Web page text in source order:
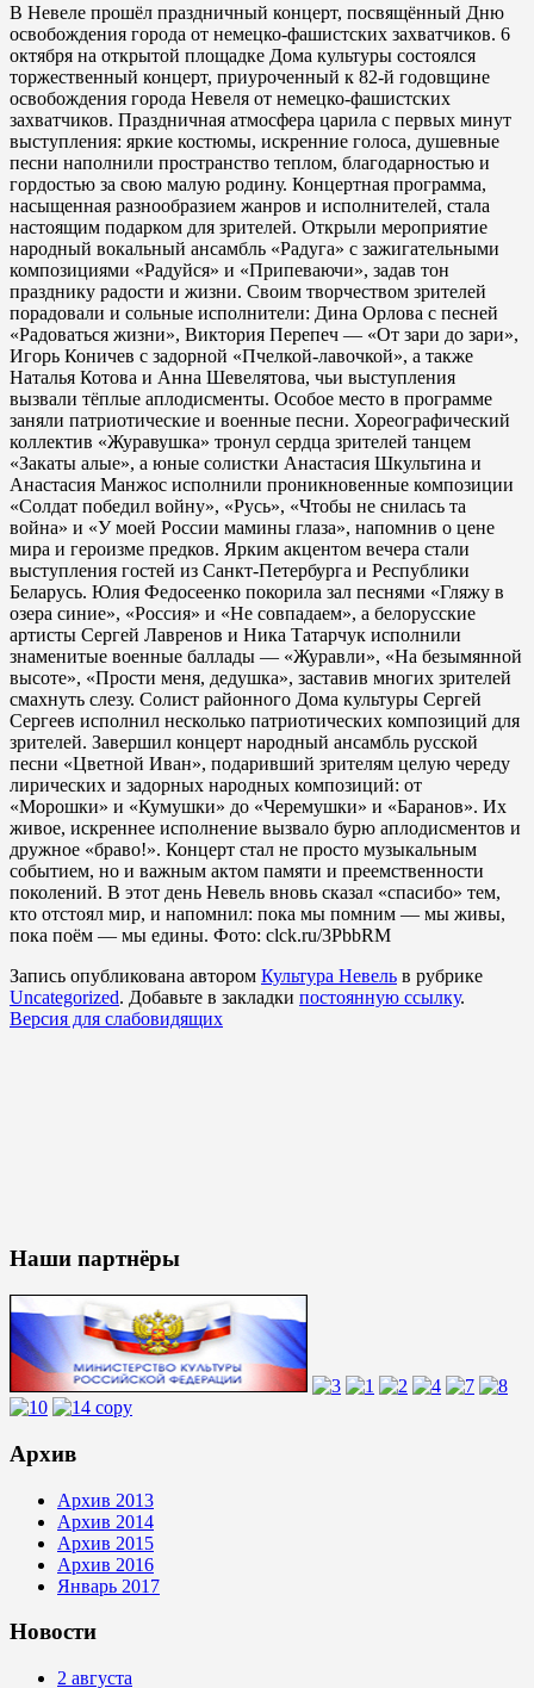
В Невеле прошёл праздничный концерт, посвящённый Дню
освобождения города от немецко-фашистских захватчиков. 6
октября на открытой площадке Дома культуры состоялся
торжественный концерт, приуроченный к 82-й годовщине
освобождения города Невеля от немецко-фашистских
захватчиков. Праздничная атмосфера царила с первых минут
выступления: яркие костюмы, искренние голоса, душевные
песни наполнили пространство теплом, благодарностью и
гордостью за свою малую родину. Концертная программа,
насыщенная разнообразием жанров и исполнителей, стала
настоящим подарком для зрителей. Открыли мероприятие
народный вокальный ансамбль «Радуга» с зажигательными
композициями «Радуйся» и «Припеваючи», задав тон
празднику радости и жизни. Своим творчеством зрителей
порадовали и сольные исполнители: Дина Орлова с песней
«Радоваться жизни», Виктория Перепеч — «От зари до зари»,
Игорь Коничев с задорной «Пчелкой-лавочкой», а также
Наталья Котова и Анна Шевелятова, чьи выступления
вызвали тёплые аплодисменты. Особое место в программе
заняли патриотические и военные песни. Хореографический
коллектив «Журавушка» тронул сердца зрителей танцем
«Закаты алые», а юные солистки Анастасия Шкультина и
Анастасия Манжос исполнили проникновенные композиции
«Солдат победил войну», «Русь», «Чтобы не снилась та
война» и «У моей России мамины глаза», напомнив о цене
мира и героизме предков. Ярким акцентом вечера стали
выступления гостей из Санкт-Петербурга и Республики
Беларусь. Юлия Федосеенко покорила зал песнями «Гляжу в
озера синие», «Россия» и «Не совпадаем», а белорусские
артисты Сергей Лавренов и Ника Татарчук исполнили
знаменитые военные баллады — «Журавли», «На безымянной
высоте», «Прости меня, дедушка», заставив многих зрителей
смахнуть слезу. Солист районного Дома культуры Сергей
Сергеев исполнил несколько патриотических композиций для
зрителей. Завершил концерт народный ансамбль русской
песни «Цветной Иван», подаривший зрителям целую череду
лирических и задорных народных композиций: от
«Морошки» и «Кумушки» до «Черемушки» и «Баранов». Их
живое, искреннее исполнение вызвало бурю аплодисментов и
дружное «браво!». Концерт стал не просто музыкальным
событием, но и важным актом памяти и преемственности
поколений. В этот день Невель вновь сказал «спасибо» тем,
кто отстоял мир, и напомнил: пока мы помним — мы живы,
пока поём — мы едины. Фото: clck.ru/3PbbRM
Запись опубликована автором Культура Невель в рубрике
Uncategorized. Добавьте в закладки постоянную ссылку.
Версия для слабовидящих
Наши партнёры
Архив
Архив 2013
Архив 2014
Архив 2015
Архив 2016
Январь 2017
Новости
2 августа